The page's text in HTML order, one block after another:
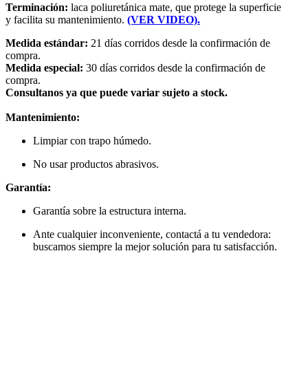
Terminación: laca poliuretánica mate, que protege la superficie
y facilita su mantenimiento. (VER VIDEO).
Medida estándar: 21 días corridos desde la confirmación de
compra.
Medida especial: 30 días corridos desde la confirmación de
compra.
Consultanos ya que puede variar sujeto a stock.
Mantenimiento:
Limpiar con trapo húmedo.
No usar productos abrasivos.
Garantía:
Garantía sobre la estructura interna.
Ante cualquier inconveniente, contactá a tu vendedora:
buscamos siempre la mejor solución para tu satisfacción.